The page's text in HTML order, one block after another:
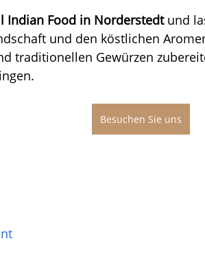
Indian Food in Norderstedt und
und den köstlichen
traditionellen Gewürzen
Besuchen Sie uns